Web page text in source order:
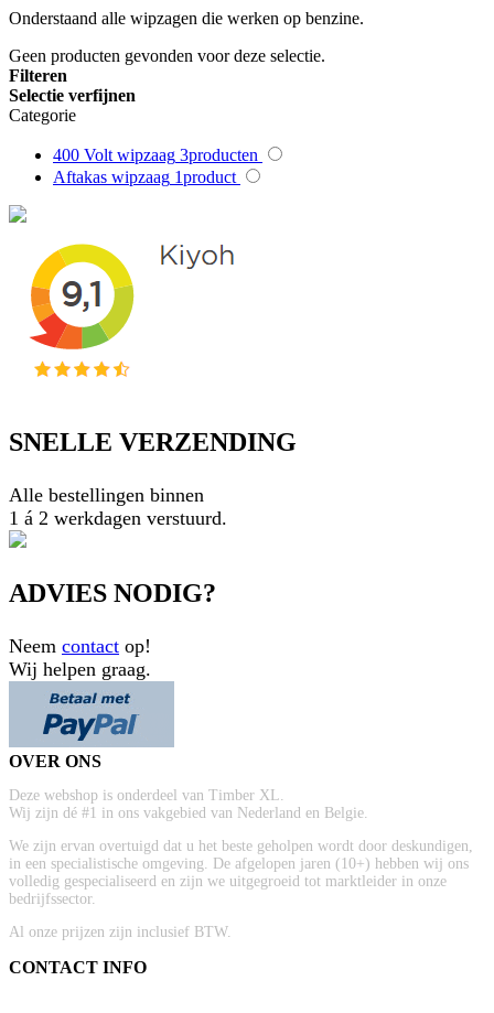
Onderstaand alle wipzagen die werken op benzine.
Geen producten gevonden voor deze selectie.
Filteren
Selectie verfijnen
Categorie
400 Volt wipzaag 3producten
Aftakas wipzaag 1product
SNELLE VERZENDING
Alle bestellingen binnen
1 á 2 werkdagen verstuurd.
ADVIES NODIG?
Neem contact op!
Wij helpen graag.
OVER ONS
Deze webshop is onderdeel van Timber XL.
Wij zijn dé #1 in ons vakgebied van Nederland en Belgie.
We zijn ervan overtuigd dat u het beste geholpen wordt door deskundigen,
in een specialistische omgeving. De afgelopen jaren (10+) hebben wij ons
volledig gespecialiseerd en zijn we uitgegroeid tot marktleider in onze
bedrijfssector.
Al onze prijzen zijn inclusief BTW.
CONTACT INFO